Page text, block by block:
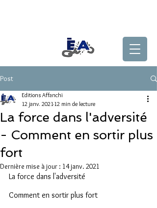
Post
La force dans l'adversité
- Comment en sortir plus
fort
Editions Affanchi
12 janv. 202112 min de lecture
Dernière mise à jour : 14 janv. 2021
La force dans l'adversité
Comment en sortir plus fort